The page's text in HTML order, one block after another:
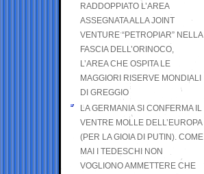
RADDOPPIATO L’AREA
ASSEGNATA ALLA JOINT
VENTURE “PETROPIAR” NELLA
FASCIA DELL’ORINOCO,
L’AREA CHE OSPITA LE
MAGGIORI RISERVE MONDIALI
DI GREGGIO
LA GERMANIA SI CONFERMA IL
VENTRE MOLLE DELL’EUROPA
(PER LA GIOIA DI PUTIN). COME
MAI I TEDESCHI NON
VOGLIONO AMMETTERE CHE